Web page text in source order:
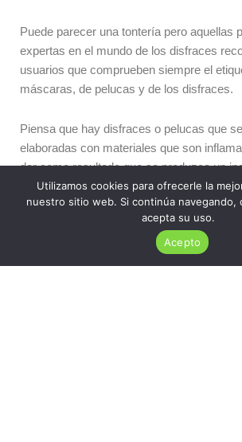
Puede parecer una tontería pero aquellas
expertas en el mundo de los disfraces
usuarios que comprueben siempre el
máscaras, de pelucas y de los disfraces.
Piensa que hay disfraces o pelucas que
elaboradas con materiales que son
dar como resultado que se produzca un
alguna persona salga mal parada.
Así que, antes de adquirir un producto de
analizar cada etiqueta, procura mirar
elaborados los productos con el fin de
Utilizamos cookies para ofrecerle la
nuestro sitio web. Si continúa navegando,
acepta su uso.
Acepto